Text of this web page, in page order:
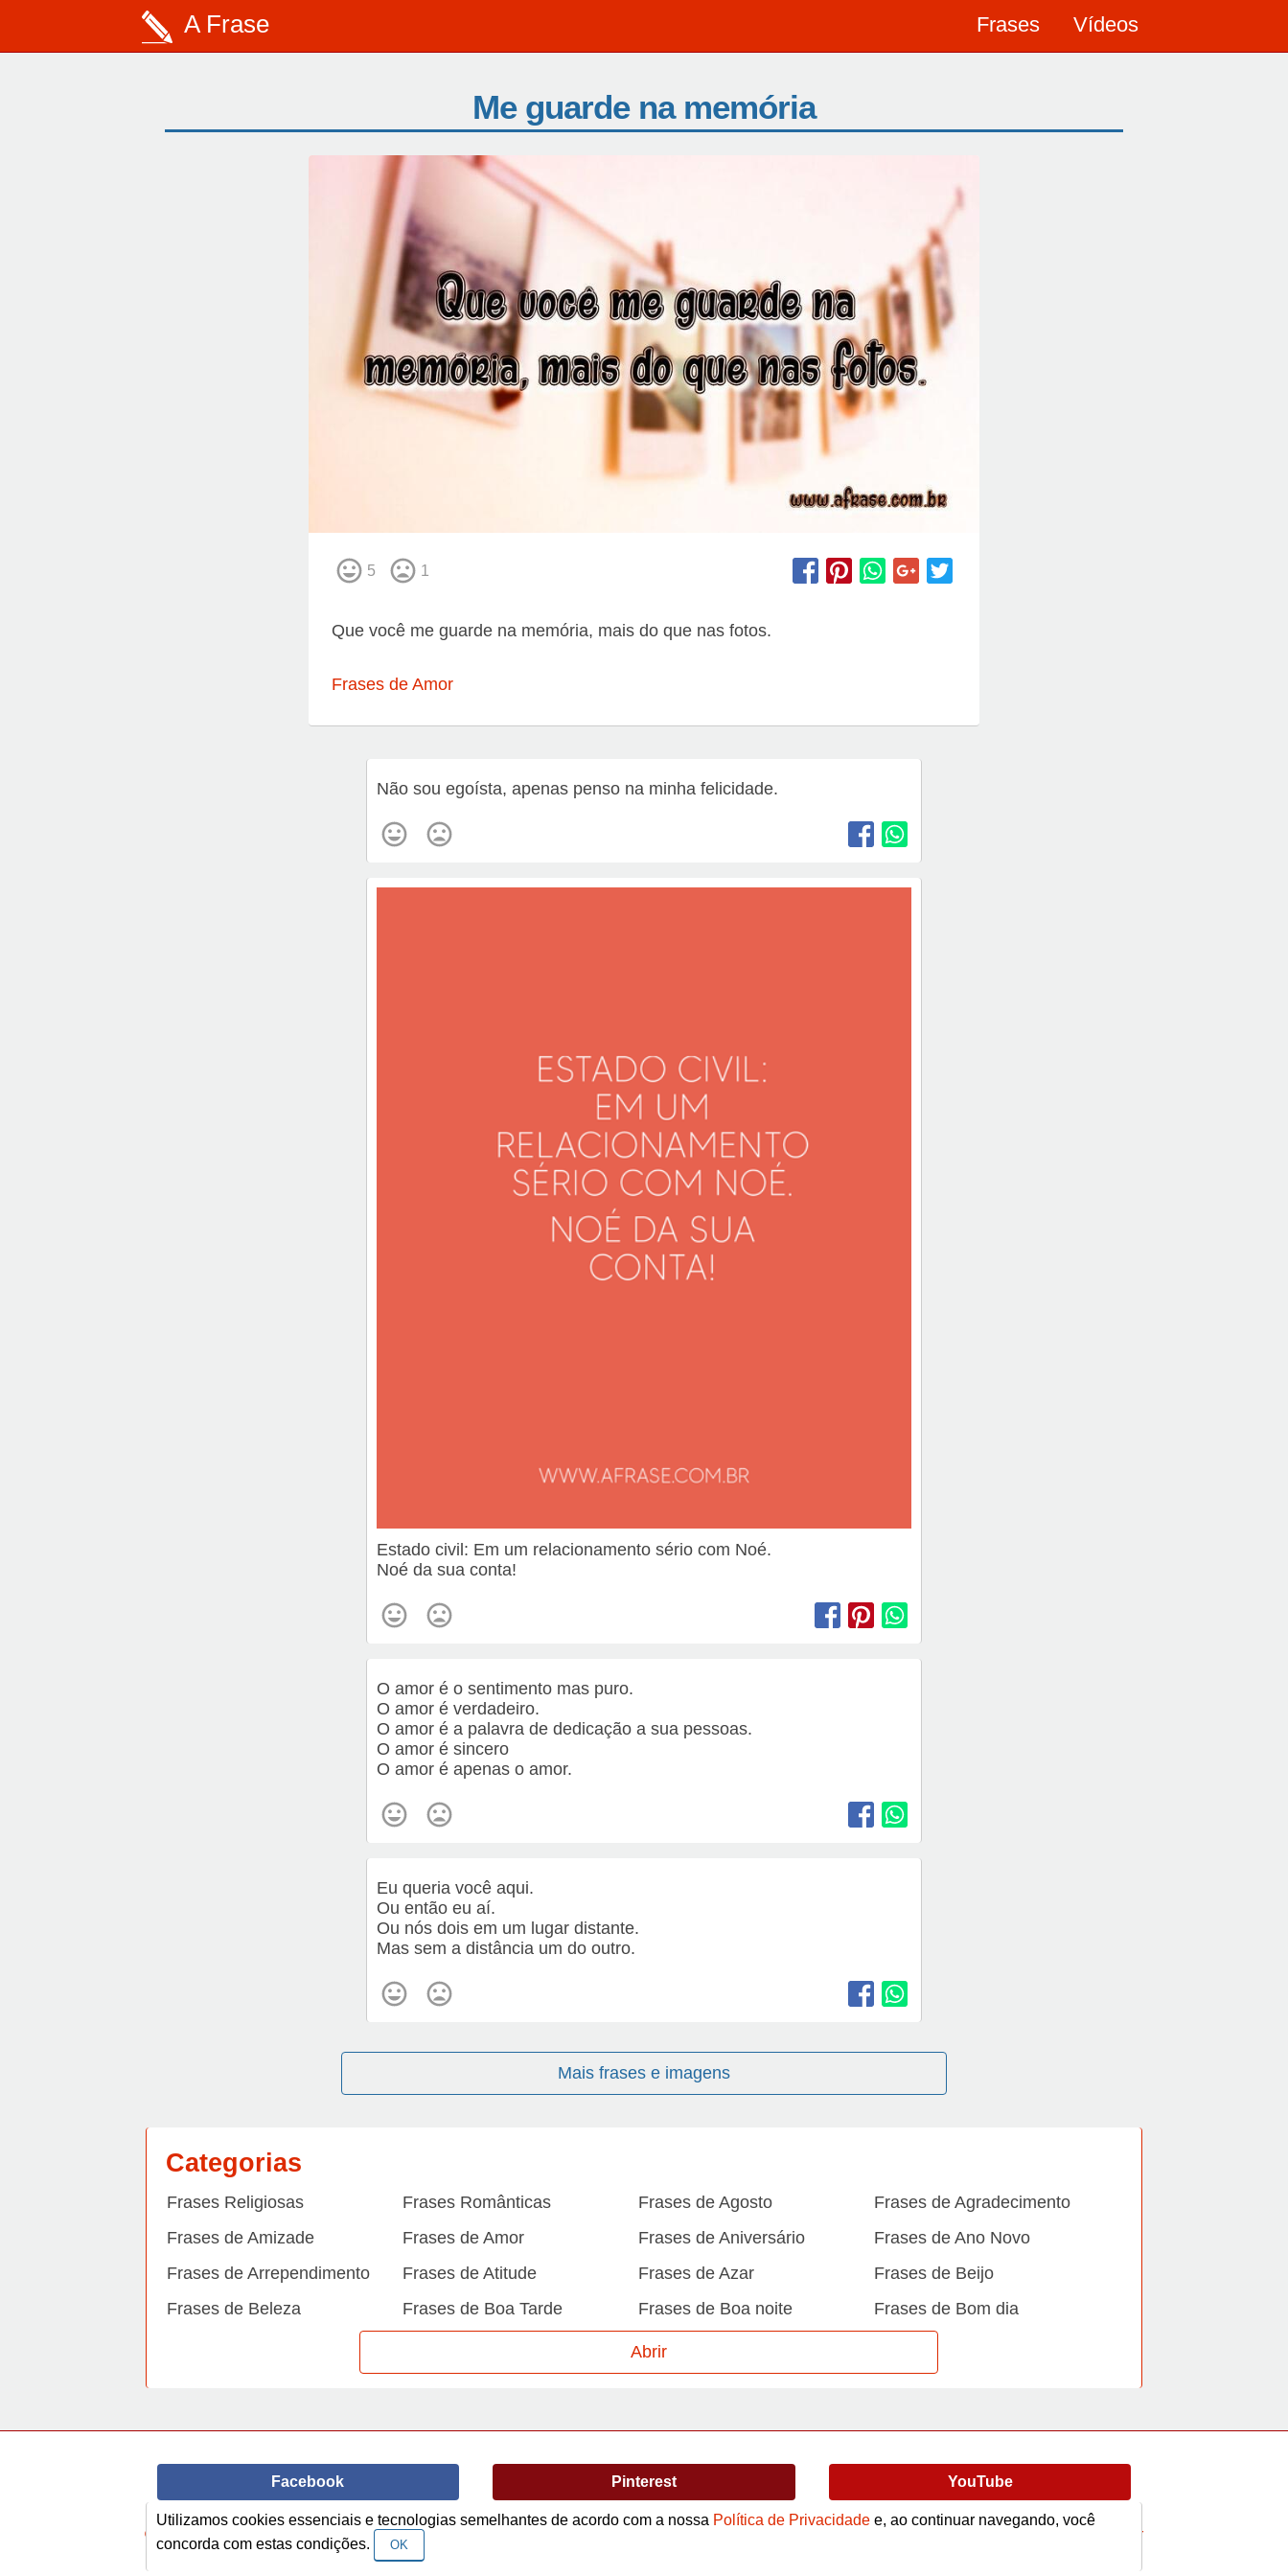
A Frase Frases Vídeos
Me guarde na memória
5 1
Que você me guarde na memória, mais do que nas fotos.
Frases de Amor
Não sou egoísta, apenas penso na minha felicidade.
Estado civil: Em um relacionamento sério com Noé.
Noé da sua conta!
O amor é o sentimento mas puro.
O amor é verdadeiro.
O amor é a palavra de dedicação a sua pessoas.
O amor é sincero
O amor é apenas o amor.
Eu queria você aqui.
Ou então eu aí.
Ou nós dois em um lugar distante.
Mas sem a distância um do outro.
Mais frases e imagens
Categorias
Frases Religiosas Frases Românticas Frases de Agosto
Frases de Agradecimento
Frases de Amizade
Frases de Amor Frases de Aniversário
Frases de Ano Novo
Frases de Arrependimento
Frases de Atitude Frases de Azar
Frases de Beijo
Frases de Beleza
Frases de Boa Tarde Frases de Boa noite
Frases de Bom dia
Frases de Caráter
Frases de Desculpa Frases de Dezembro
Frases de Dia Internacional
Frases de Horário de verão
Frases de Humor
Frases de Informática
Frases de Inverno
Frases de Junho Frases de Maio
Frases de Medo
Frases de Motivação
Abrir
Facebook Pinterest YouTube
© Copyright 2014-2022 A Frase. contato@afrase.com.br
Utilizamos cookies essenciais e tecnologias semelhantes de acordo com a nossa Política de Privacidade e, ao continuar navegando, você
concorda com estas condições.
OK